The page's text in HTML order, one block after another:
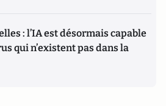
: l’IA est désormais capable
qui n’existent pas dans la